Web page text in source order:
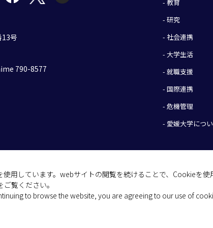
用しています。webサイトの閲覧を続けることで、Cookieを
ご覧ください。
to browse the website, you are agreeing to our use of
- 教育
- 研究
- 社会連携
- 大学生活
- 就職支援
- 国際連携
- 危機管理
- 愛媛大学につ
号
790-8577
(C) 2026 Ehime University.